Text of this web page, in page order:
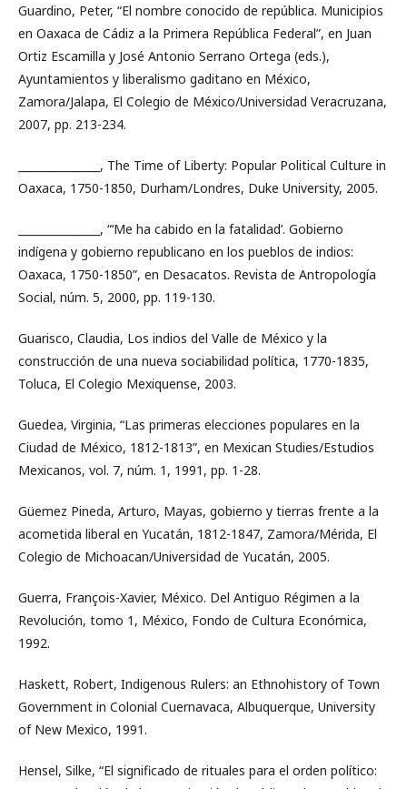
Guardino, Peter, “El nombre conocido de república. Municipios
en Oaxaca de Cádiz a la Primera República Federal”, en Juan
Ortiz Escamilla y José Antonio Serrano Ortega (eds.),
Ayuntamientos y liberalismo gaditano en México,
Zamora/Jalapa, El Colegio de México/Universidad Veracruzana,
2007, pp. 213-234.
_______________, The Time of Liberty: Popular Political Culture in
Oaxaca, 1750-1850, Durham/Londres, Duke University, 2005.
_______________, “‘Me ha cabido en la fatalidad’. Gobierno
indígena y gobierno republicano en los pueblos de indios:
Oaxaca, 1750-1850”, en Desacatos. Revista de Antropología
Social, núm. 5, 2000, pp. 119-130.
Guarisco, Claudia, Los indios del Valle de México y la
construcción de una nueva sociabilidad política, 1770-1835,
Toluca, El Colegio Mexiquense, 2003.
Guedea, Virginia, “Las primeras elecciones populares en la
Ciudad de México, 1812-1813”, en Mexican Studies/Estudios
Mexicanos, vol. 7, núm. 1, 1991, pp. 1-28.
Güemez Pineda, Arturo, Mayas, gobierno y tierras frente a la
acometida liberal en Yucatán, 1812-1847, Zamora/Mérida, El
Colegio de Michoacan/Universidad de Yucatán, 2005.
Guerra, François-Xavier, México. Del Antiguo Régimen a la
Revolución, tomo 1, México, Fondo de Cultura Económica,
1992.
Haskett, Robert, Indigenous Rulers: an Ethnohistory of Town
Government in Colonial Cuernavaca, Albuquerque, University
of New Mexico, 1991.
Hensel, Silke, “El significado de rituales para el orden político: